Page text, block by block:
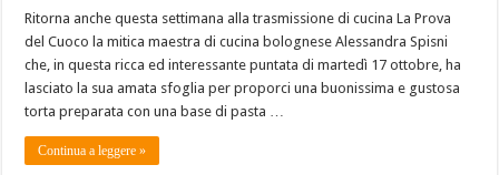
Ritorna anche questa settimana alla trasmissione di cucina La Prova
del Cuoco la mitica maestra di cucina bolognese Alessandra Spisni
che, in questa ricca ed interessante puntata di martedì 17 ottobre, ha
lasciato la sua amata sfoglia per proporci una buonissima e gustosa
torta preparata con una base di pasta …
Continua a leggere »